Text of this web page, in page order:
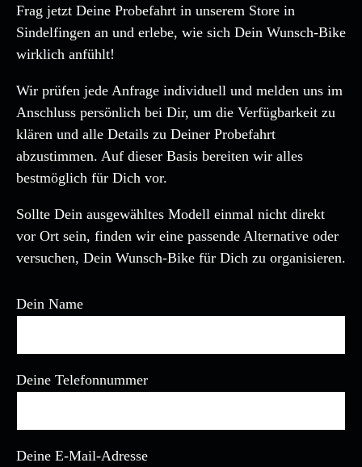
Frag jetzt Deine Probefahrt in unserem Store in
Sindelfingen an und erlebe, wie sich Dein Wunsch-Bike
wirklich anfühlt!
Wir prüfen jede Anfrage individuell und melden uns im
Anschluss persönlich bei Dir, um die Verfügbarkeit zu
klären und alle Details zu Deiner Probefahrt
abzustimmen. Auf dieser Basis bereiten wir alles
bestmöglich für Dich vor.
Sollte Dein ausgewähltes Modell einmal nicht direkt
vor Ort sein, finden wir eine passende Alternative oder
versuchen, Dein Wunsch-Bike für Dich zu organisieren.
Dein Name
Deine Telefonnummer
Deine E-Mail-Adresse